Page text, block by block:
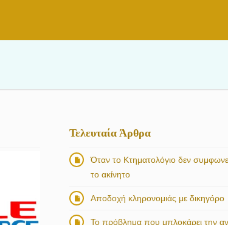
Τελευταία Άρθρα
Όταν το Κτηματολόγιο δεν
το ακίνητο
Αποδοχή κληρονομιάς με δικηγόρο
Το πρόβλημα που μπλοκάρει την